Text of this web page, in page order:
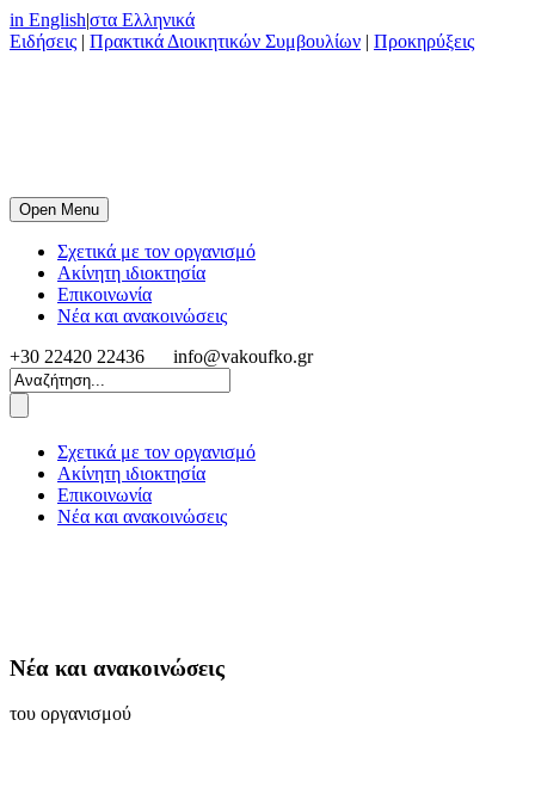
in English|στα Ελληνικά
Ειδήσεις | Πρακτικά Διοικητικών Συμβουλίων | Προκηρύξεις
Open Menu
Σχετικά με τον οργανισμό
Ακίνητη ιδιοκτησία
Επικοινωνία
Νέα και ανακοινώσεις
+30 22420 22436
info@vakoufko.gr
Σχετικά με τον οργανισμό
Ακίνητη ιδιοκτησία
Επικοινωνία
Νέα και ανακοινώσεις
Νέα και ανακοινώσεις
του οργανισμού